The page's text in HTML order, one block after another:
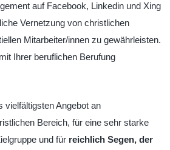
auf Facebook, Linkedin und Xing
Vernetzung von christlichen
Mitarbeiter/innen zu gewährleisten.
Ihrer beruflichen Berufung
vielfältigsten Angebot an
Bereich, für eine sehr starke
und für reichlich Segen, der